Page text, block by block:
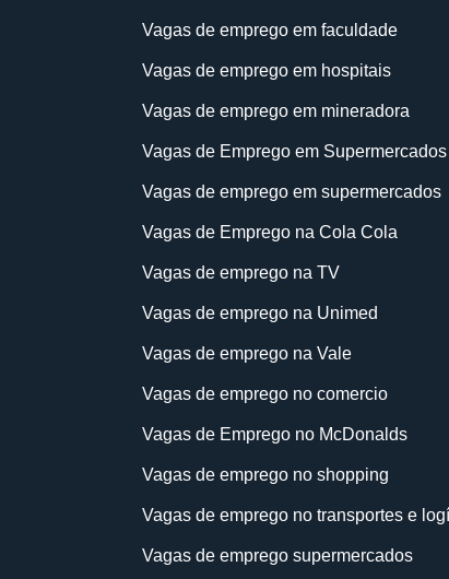
Vagas de emprego em faculdade
Vagas de emprego em hospitais
Vagas de emprego em mineradora
Vagas de Emprego em Supermercados
Vagas de emprego em supermercados
Vagas de Emprego na Cola Cola
Vagas de emprego na TV
Vagas de emprego na Unimed
Vagas de emprego na Vale
Vagas de emprego no comercio
Vagas de Emprego no McDonalds
Vagas de emprego no shopping
Vagas de emprego no transportes e
Vagas de emprego supermercados